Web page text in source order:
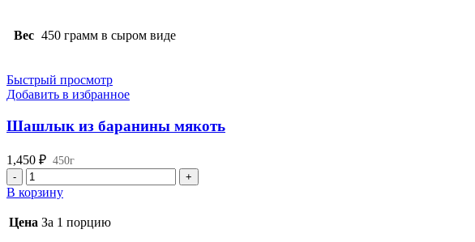
Вес 450 грамм в сыром виде
Быстрый просмотр
Добавить в избранное
Шашлык из баранины мякоть
1,450 ₽ 450г
Количество
товара
Шашлык
из
В корзину
Цена За 1 порцию